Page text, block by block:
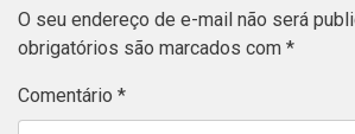
O seu endereço de e-mail não será
obrigatórios são marcados com *
Comentário *